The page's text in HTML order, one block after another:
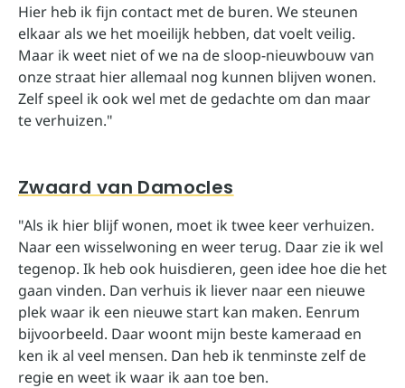
Hier heb ik fijn contact met de buren. We steunen
elkaar als we het moeilijk hebben, dat voelt veilig.
Maar ik weet niet of we na de sloop-nieuwbouw van
onze straat hier allemaal nog kunnen blijven wonen.
Zelf speel ik ook wel met de gedachte om dan maar
te verhuizen."
Zwaard van Damocles
"Als ik hier blijf wonen, moet ik twee keer verhuizen.
Naar een wisselwoning en weer terug. Daar zie ik wel
tegenop. Ik heb ook huisdieren, geen idee hoe die het
gaan vinden. Dan verhuis ik liever naar een nieuwe
plek waar ik een nieuwe start kan maken. Eenrum
bijvoorbeeld. Daar woont mijn beste kameraad en
ken ik al veel mensen. Dan heb ik tenminste zelf de
regie en weet ik waar ik aan toe ben.